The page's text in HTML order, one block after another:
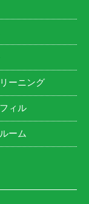
ーニング
ィル
ーム